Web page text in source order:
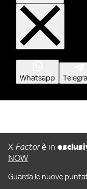
Whatsapp
X Factorè in
NOW
Guarda le nuove